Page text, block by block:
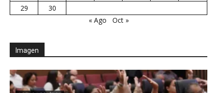
29
30
« Ago
Oct »
Imagen